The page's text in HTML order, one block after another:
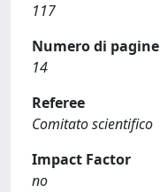
117
Numero di pagine
14
Referee
Comitato scientifico
Impact Factor
no